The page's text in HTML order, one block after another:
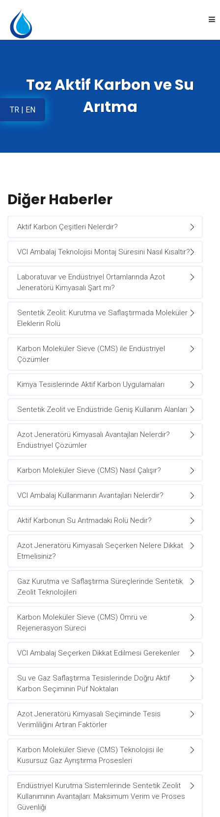
Kurumsal
Ürünler
İletişim
TR | EN
Toz Aktif Karbon ve Su
Arıtma
Diğer Haberler
Aktif Karbon Çeşitleri Nelerdir?
VCI Ambalaj Teknolojisi Montaj Süresini Nasıl Kısaltır?
Laboratuvar ve Endüstriyel Ortamlarında Azot
Jeneratörü Kimyasalı Şart mı?
Sentetik Zeolit: Kurutma ve Saflaştırmada Moleküler
Eleklerin Rolü
Karbon Moleküler Sieve (CMS) ile Endüstriyel
Çözümler
Kimya Tesislerinde Aktif Karbon Uygulamaları
Sentetik Zeolit ve Endüstride Geniş Kullanım Alanları
Azot Jeneratörü Kimyasalı Avantajları Nelerdir?
Endüstriyel Çözümler
Karbon Moleküler Sieve (CMS) Nasıl Çalışır?
VCI Ambalaj Kullanmanın Avantajları Nelerdir?
Aktif Karbonun Su Arıtmadaki Rolü Nedir?
Azot Jeneratörü Kimyasalı Seçerken Nelere Dikkat
Etmelisiniz?
Gaz Kurutma ve Saflaştırma Süreçlerinde Sentetik
Zeolit Teknolojileri
Karbon Moleküler Sieve (CMS) Ömrü ve
Rejenerasyon Süreci
VCI Ambalaj Seçerken Dikkat Edilmesi Gerekenler
Su ve Gaz Saflaştırma Tesislerinde Doğru Aktif
Karbon Seçiminin Püf Noktaları
Azot Jeneratörü Kimyasalı Seçiminde Tesis
Verimliliğini Artıran Faktörler
Karbon Moleküler Sieve (CMS) Teknolojisi ile
Kusursuz Gaz Ayrıştırma Prosesleri
Endüstriyel Kurutma Sistemlerinde Sentetik Zeolit
Kullanımının Avantajları: Maksimum Verim ve Proses
Güvenliği